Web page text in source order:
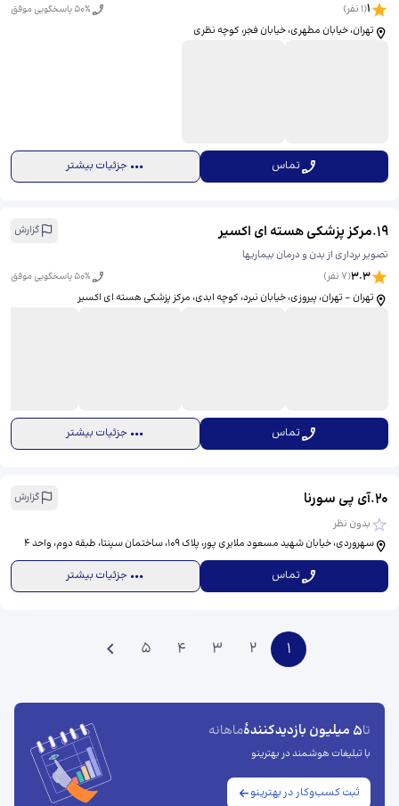
1
(
1 نفر) 50% پاسخگویی موفق
تهران، خیابان مطهری، خیابان فجر، کوچه نظری
تماس جزئیات بیشتر
19
.مرکز پزشکی هسته ای اکسیر
گزارش
تصویر برداری از بدن و درمان بیماریها
3.3
(
7 نفر) 50% پاسخگویی موفق
تهران - تهران، پیروزی، خیابان نبرد، کوچه ابدی، مرکز پزشکی هسته ای اکسیر
تماس جزئیات بیشتر
20
.آی پی سورنا
گزارش
بدون نظر
سهروردی، خیابان شهید مسعود ملایری پور، پلاک 109، ساختمان سپنتا، طبقه دوم، واحد 4
تماس جزئیات بیشتر
1
2
3
4
5
تا5 میلیون بازدیدکنندهٔ ماهانه
با تبلیغات هوشمند در بهترینو
ثبت کسب‌وکار در بهترینو